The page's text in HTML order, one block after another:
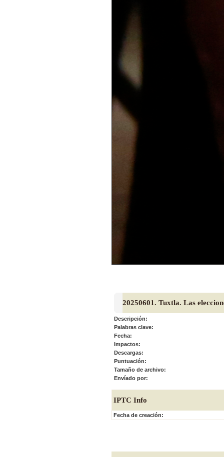
20250601. Tuxtla. Las
Descripción:
Palabras clave:
Fecha:
Impactos:
Descargas:
Puntuación:
Tamaño de archivo:
Envíado por:
IPTC Info
Fecha de creación: